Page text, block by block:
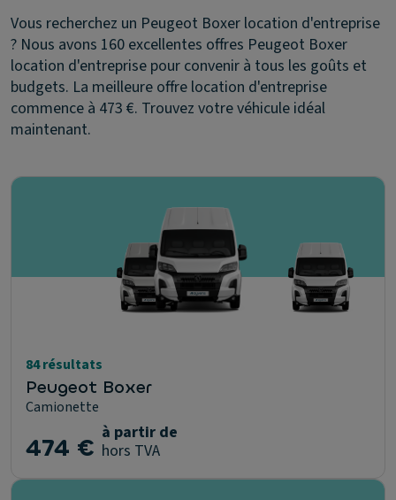
Vous recherchez un Peugeot Boxer location d'entreprise
? Nous avons 160 excellentes offres Peugeot Boxer
location d'entreprise pour convenir à tous les goûts et
budgets. La meilleure offre location d'entreprise
commence à 473 €. Trouvez votre véhicule idéal
maintenant.
84 résultats
Peugeot Boxer
Camionette
474 € à partir de
hors TVA